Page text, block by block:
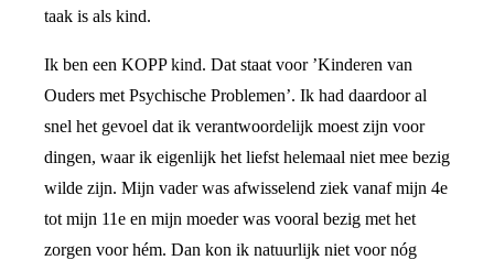
taak is als kind.
Ik ben een KOPP kind. Dat staat voor ’Kinderen van
Ouders met Psychische Problemen’. Ik had daardoor al
snel het gevoel dat ik verantwoordelijk moest zijn voor
dingen, waar ik eigenlijk het liefst helemaal niet mee bezig
wilde zijn. Mijn vader was afwisselend ziek vanaf mijn 4e
tot mijn 11e en mijn moeder was vooral bezig met het
zorgen voor hém. Dan kon ik natuurlijk niet voor nóg